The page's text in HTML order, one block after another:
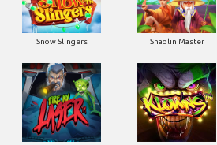
Snow Slingers Shaolin Master